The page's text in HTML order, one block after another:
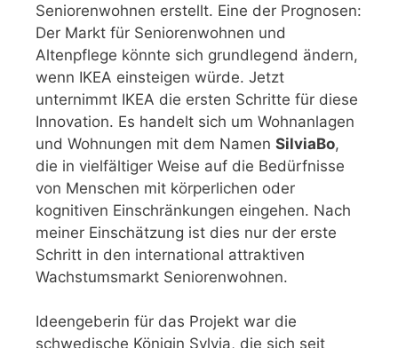
Seniorenwohnen erstellt. Eine der Prognosen:
Der Markt für Seniorenwohnen und
Altenpflege könnte sich grundlegend ändern,
wenn IKEA einsteigen würde. Jetzt
unternimmt IKEA die ersten Schritte für diese
Innovation. Es handelt sich um Wohnanlagen
und Wohnungen mit dem Namen SilviaBo,
die in vielfältiger Weise auf die Bedürfnisse
von Menschen mit körperlichen oder
kognitiven Einschränkungen eingehen. Nach
meiner Einschätzung ist dies nur der erste
Schritt in den international attraktiven
Wachstumsmarkt Seniorenwohnen.
Ideengeberin für das Projekt war die
schwedische Königin Sylvia, die sich seit